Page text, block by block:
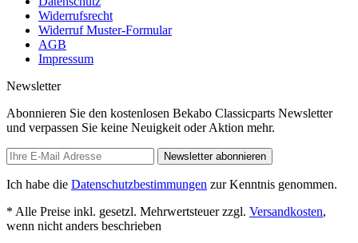
Widerrufsrecht
Widerruf Muster-Formular
AGB
Impressum
Newsletter
Abonnieren Sie den kostenlosen Bekabo Classicparts Newsletter
und verpassen Sie keine Neuigkeit oder Aktion mehr.
Newsletter abonnieren
Ich habe die Datenschutzbestimmungen zur Kenntnis genommen.
* Alle Preise inkl. gesetzl. Mehrwertsteuer zzgl. Versandkosten,
wenn nicht anders beschrieben